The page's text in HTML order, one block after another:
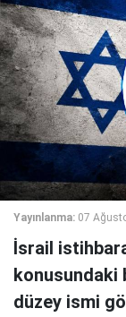
Yayınlanma: 07
İsrail
konusundaki
düzey ismi